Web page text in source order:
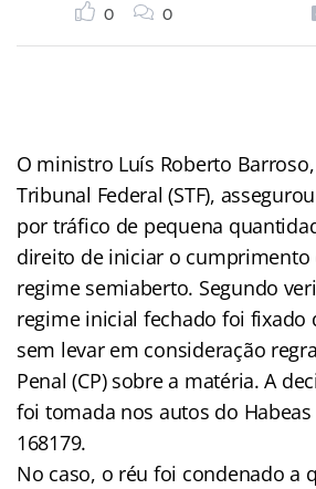
0 0
O ministro Luís Roberto
Tribunal Federal (STF),
por tráfico de pequena
direito de iniciar o cumprimento
regime semiaberto. Segundo
regime inicial fechado foi fixado
sem levar em consideração
Penal (CP) sobre a matéria. A
foi tomada nos autos do Habeas
168179.
No caso, o réu foi condenado a